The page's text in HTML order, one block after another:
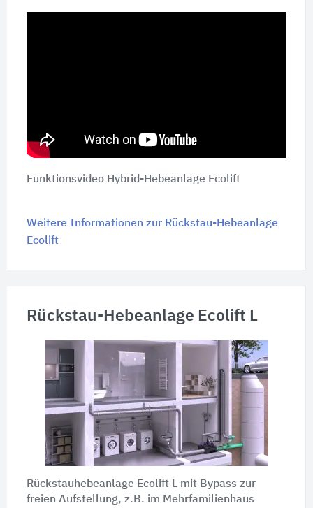
Funktionsvideo Hybrid-Hebeanlage Ecolift
Weitere Informationen zur Rückstau-Hebeanlage
Ecolift
Rückstau-Hebeanlage Ecolift L
Rückstauhebeanlage Ecolift L mit Bypass zur
freien Aufstellung, z.B. im Mehrfamilienhaus